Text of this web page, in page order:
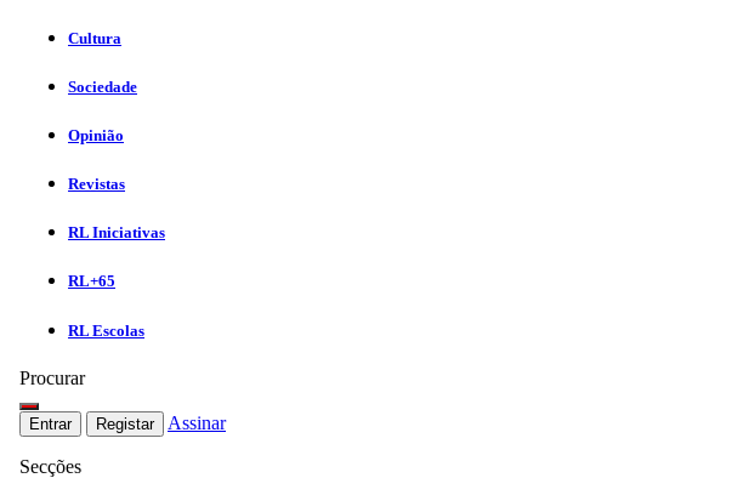
Cultura
Sociedade
Opinião
Revistas
RL Iniciativas
RL+65
RL Escolas
Procurar
Entrar Registar Assinar
Secções